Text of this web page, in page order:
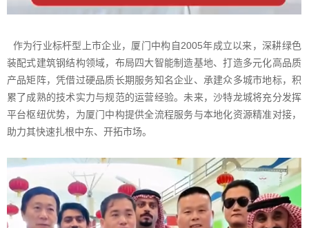
作为行业标杆型上市企业，厦门中构自2005年成立以来，深耕绿色
装配式建筑钢结构领域，布局四大智能制造基地、打造多元化高品质
产品矩阵，凭借过硬品质长期服务知名企业、承建众多城市地标，积
累了成熟的技术实力与规范的运营经验。未来，沙特龙城将充分发挥
平台枢纽优势，为厦门中构提供全流程服务与本地化资源精准对接，
助力其快速扎根中东、开拓市场。